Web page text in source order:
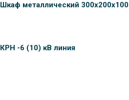
Шкаф металлический 300х200х100
КРН -6 (10) кВ линия